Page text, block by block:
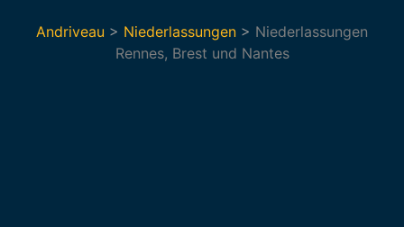
Andriveau > Niederlassungen > Niederlassungen
Rennes, Brest und Nantes